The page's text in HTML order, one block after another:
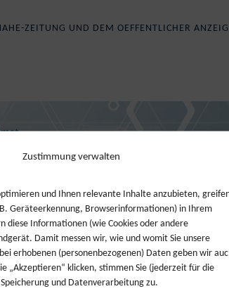
Zustimmung verwalten
und Ihnen relevante Inhalte anzubieten,
Geräteerkennung, Browserinformationen) in Ihrem
diese Informationen (wie Cookies oder andere
Damit messen wir, wie und womit Sie unsere
erhobenen (personenbezogenen) Daten geben wir
„Akzeptieren“ klicken, stimmen Sie (jederzeit für die
und Datenverarbeitung zu.
ZEITUNG UND DEM OEFFENTLICHER